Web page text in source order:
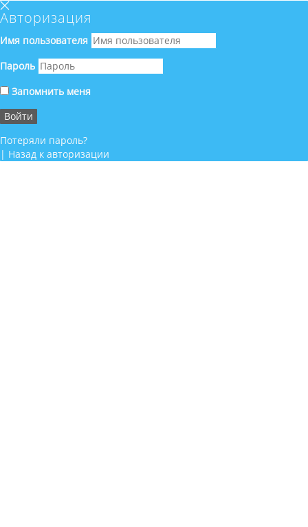
Авторизация
Имя пользователя
Пароль
Запомнить меня
Потеряли пароль?
| Назад к авторизации